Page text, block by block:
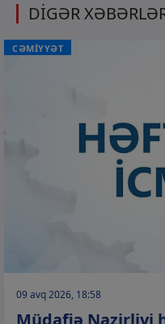
DİGƏR
CƏMİYYƏT
09 avq 2026, 18:58
Müdafiə Nazirliyi